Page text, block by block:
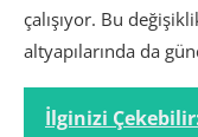
çalışıyor. Bu
altyapılarında da
İlginizi